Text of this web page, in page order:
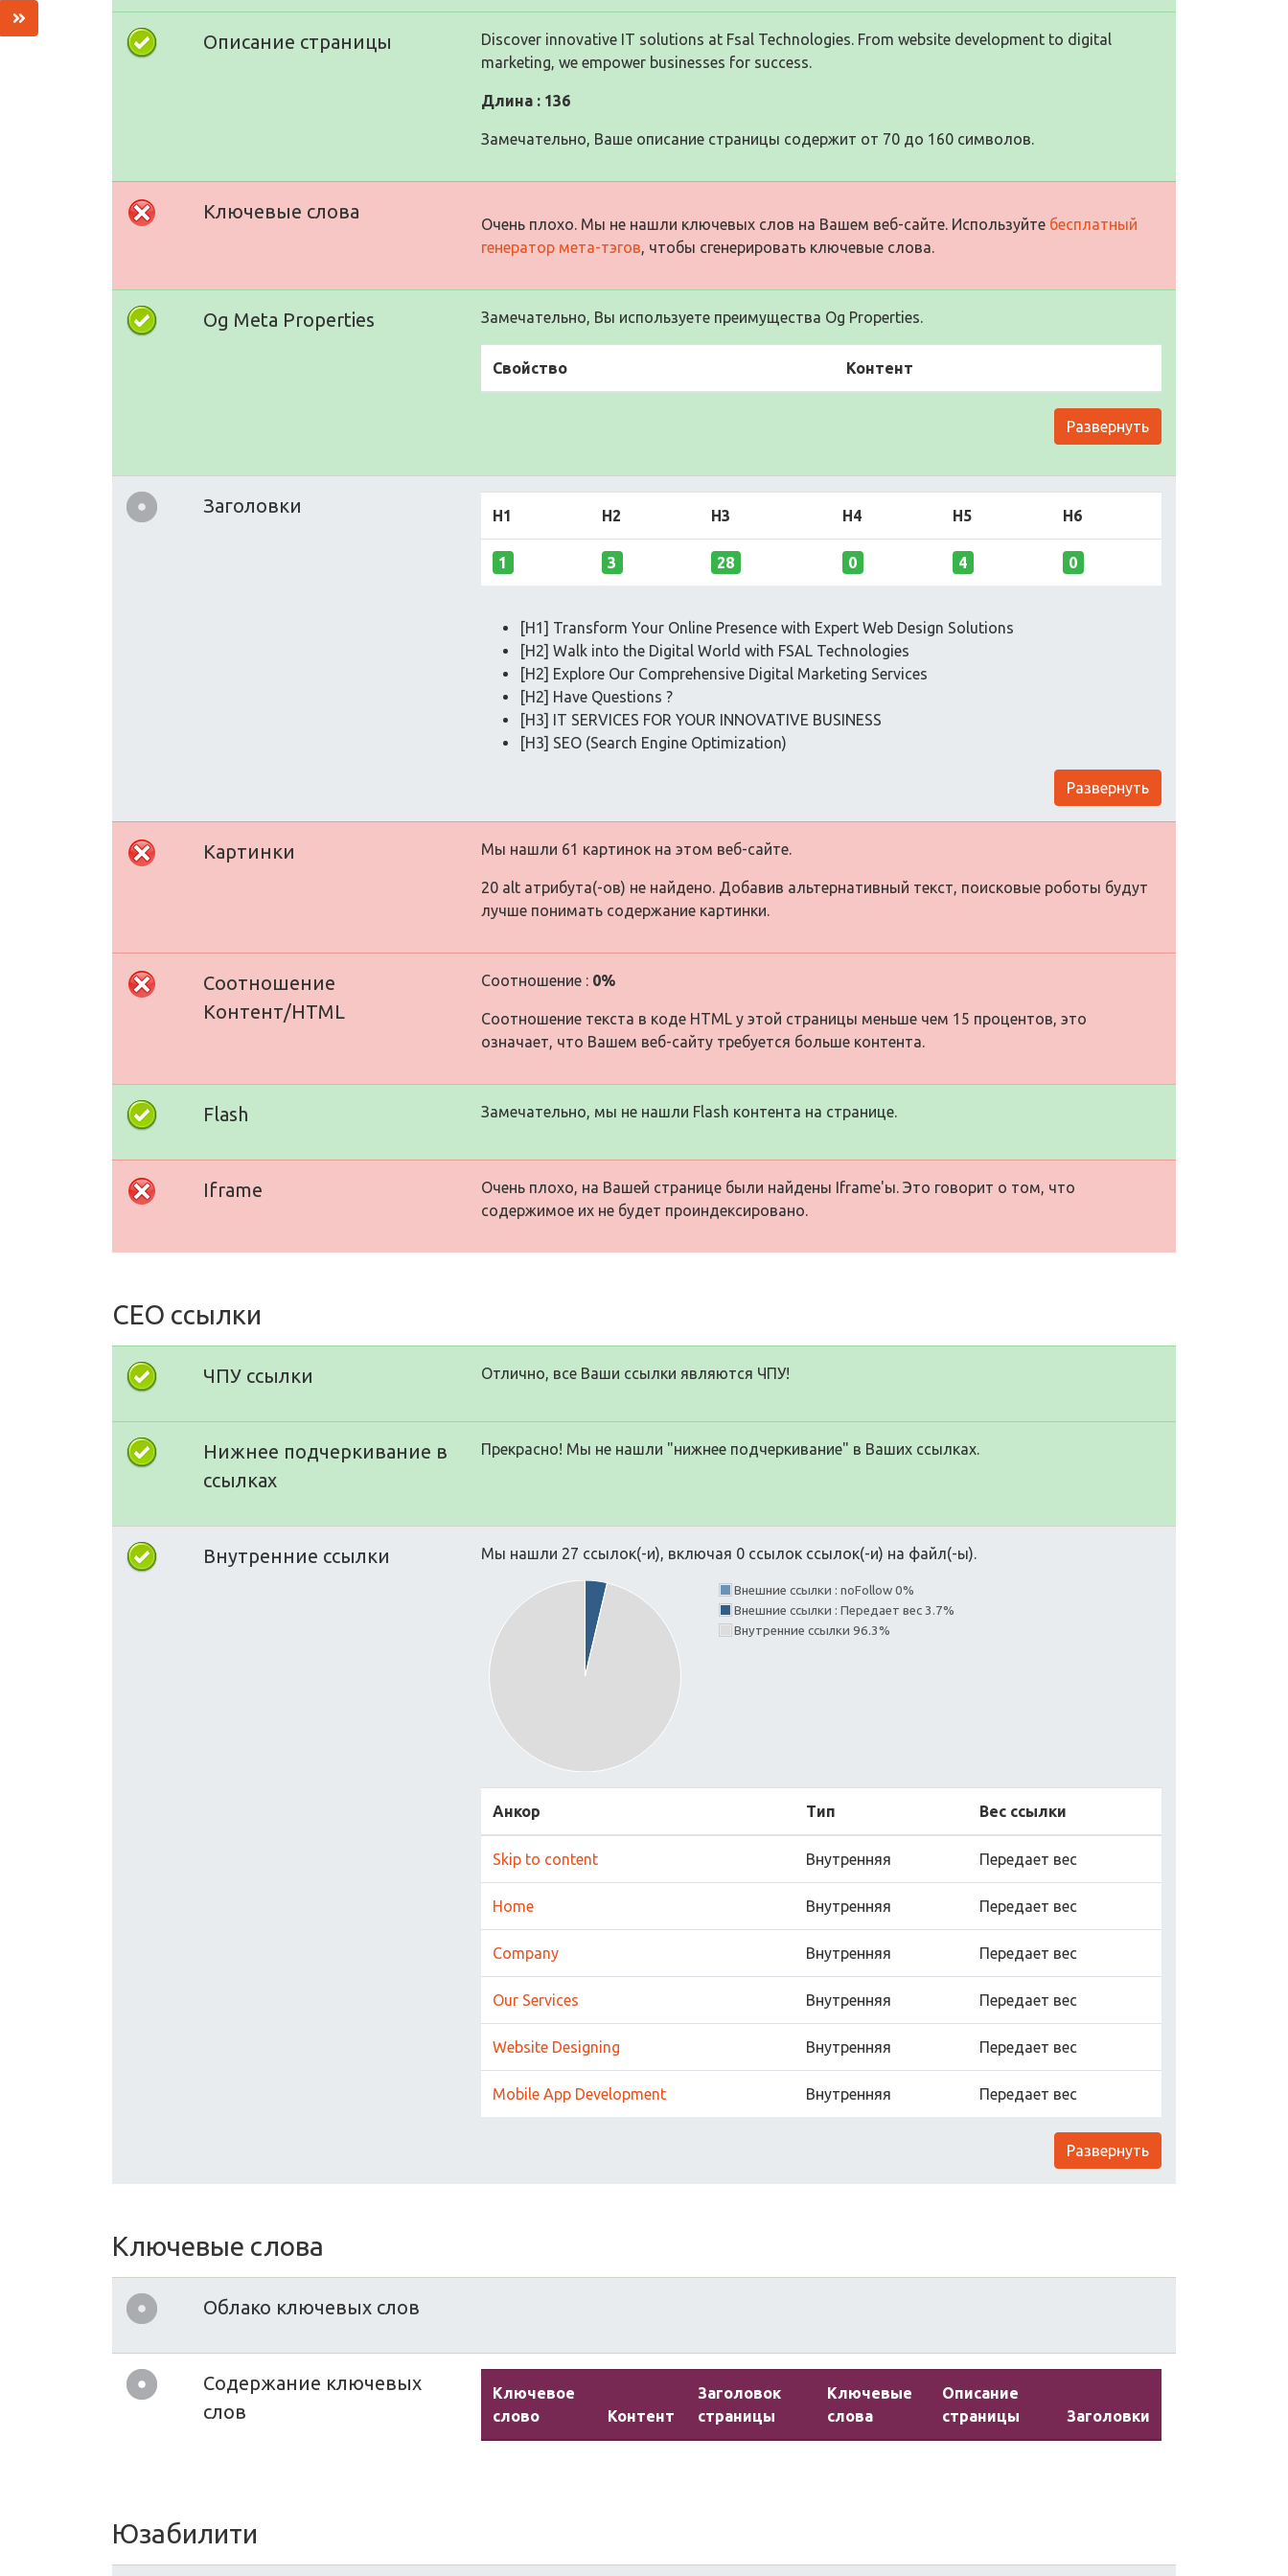
Описание страницы
Discover innovative IT solutions at Fsal Technologies. From website development to digital
marketing, we empower businesses for success.
Длина : 136
Замечательно, Ваше описание страницы содержит от 70 до 160 символов.
Ключевые слова
Очень плохо. Мы не нашли ключевых слов на Вашем веб-сайте. Используйте бесплатный
генератор мета-тэгов, чтобы сгенерировать ключевые слова.
Og Meta Properties Замечательно, Вы используете преимущества Og Properties.
Свойство Контент
Развернуть
Заголовки H1 H2 H3 H4 H5 H6
1 3 28 0 4 0
[H1] Transform Your Online Presence with Expert Web Design Solutions
[H2] Walk into the Digital World with FSAL Technologies
[H2] Explore Our Comprehensive Digital Marketing Services
[H2] Have Questions ?
[H3] IT SERVICES FOR YOUR INNOVATIVE BUSINESS
[H3] SEO (Search Engine Optimization)
Развернуть
Картинки Мы нашли 61 картинок на этом веб-сайте.
20 alt атрибута(-ов) не найдено. Добавив альтернативный текст, поисковые роботы будут
лучше понимать содержание картинки.
Соотношение
Контент/HTML
Соотношение : 0%
Соотношение текста в коде HTML у этой страницы меньше чем 15 процентов, это
означает, что Вашем веб-сайту требуется больше контента.
Flash Замечательно, мы не нашли Flash контента на странице.
Iframe
Очень плохо, на Вашей странице были найдены Iframe'ы. Это говорит о том, что
содержимое их не будет проиндексировано.
СЕО ссылки
ЧПУ ссылки Отлично, все Ваши ссылки являются ЧПУ!
Нижнее подчеркивание в
ссылках
Прекрасно! Мы не нашли "нижнее подчеркивание" в Ваших ссылках.
Внутренние ссылки Мы нашли 27 ссылок(-и), включая 0 ссылок ссылок(-и) на файл(-ы).
Внешние ссылки : noFollow 0%
Внешние ссылки : Передает вес 3.7%
Внутренние ссылки 96.3%
Анкор Тип Вес ссылки
Skip to content Внутренняя Передает вес
Home Внутренняя Передает вес
Company Внутренняя Передает вес
Our Services Внутренняя Передает вес
Website Designing Внутренняя Передает вес
Mobile App Development Внутренняя Передает вес
Развернуть
Ключевые слова
Облако ключевых слов
Содержание ключевых
слов
Ключевое
слово
Контент
Заголовок
страницы
Ключевые
слова
Описание
страницы
Заголовки
Юзабилити